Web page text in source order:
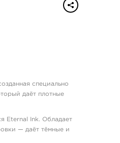
специально
даёт плотные
Eternal Ink. Обладает
— даёт тёмные и